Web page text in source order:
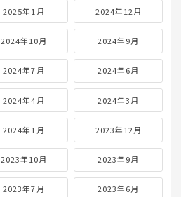
2025年1月 2024年12月
2024年10月 2024年9月
2024年7月 2024年6月
2024年4月 2024年3月
2024年1月 2023年12月
2023年10月 2023年9月
2023年7月 2023年6月